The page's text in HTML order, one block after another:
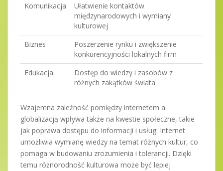
Komunikacja
Ułatwienie kontaktów
międzynarodowych i wymiany
kulturowej
Biznes
Poszerzenie rynku i zwiększenie
konkurencyjności lokalnych firm
Edukacja
Dostęp do wiedzy i zasobów z
różnych zakątków świata
Wzajemna zależność pomiędzy internetem a
globalizacją wpływa także na kwestie społeczne, takie
jak poprawa dostępu do informacji i usług. Internet
umożliwia wymianę wiedzy na temat różnych kultur, co
pomaga w budowaniu zrozumienia i tolerancji. Dzięki
temu różnorodność kulturowa może być lepiej